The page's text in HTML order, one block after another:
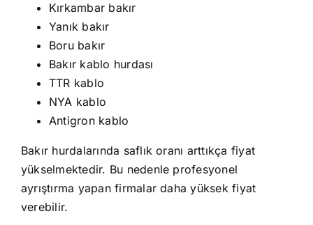
Kırkambar bakır
Yanık bakır
Boru bakır
Bakır kablo hurdası
TTR kablo
NYA kablo
Antigron kablo
Bakır hurdalarında saflık oranı arttıkça fiyat
yükselmektedir. Bu nedenle profesyonel
ayrıştırma yapan firmalar daha yüksek fiyat
verebilir.